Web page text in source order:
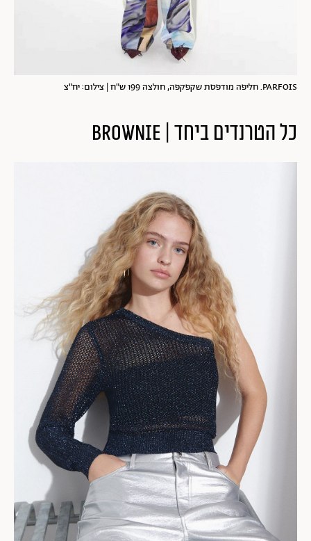
PARFOIS. חליפה מודפסת שקפקפה, חולצה 199 ש"ח | צילום: יח"צ
כל הטרנדים ביחד | BROWNIE